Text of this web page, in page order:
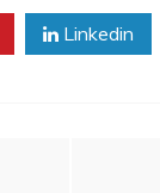
Linkedin